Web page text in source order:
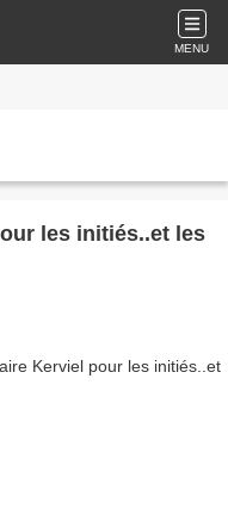
MENU
les initiés..et les